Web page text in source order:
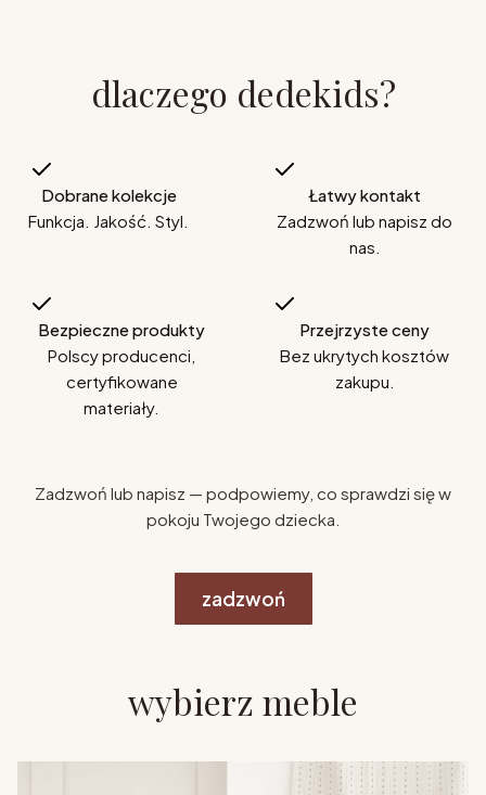
dlaczego dedekids?
Dobrane kolekcje
Funkcja. Jakość. Styl.
Łatwy kontakt
Zadzwoń lub napisz do
nas.
Bezpieczne produkty
Polscy producenci,
certyfikowane
materiały.
Przejrzyste ceny
Bez ukrytych kosztów
zakupu.
Zadzwoń lub napisz — podpowiemy, co sprawdzi się w
pokoju Twojego dziecka.
zadzwoń
wybierz meble